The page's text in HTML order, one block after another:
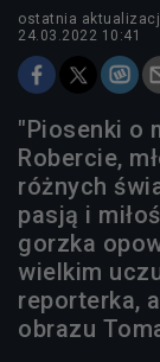
ostatnia
24.03.2022 10:41
"Piosenki o
Robercie,
różnych
pasją i
gorzka
wielkim
reporterka,
obrazu